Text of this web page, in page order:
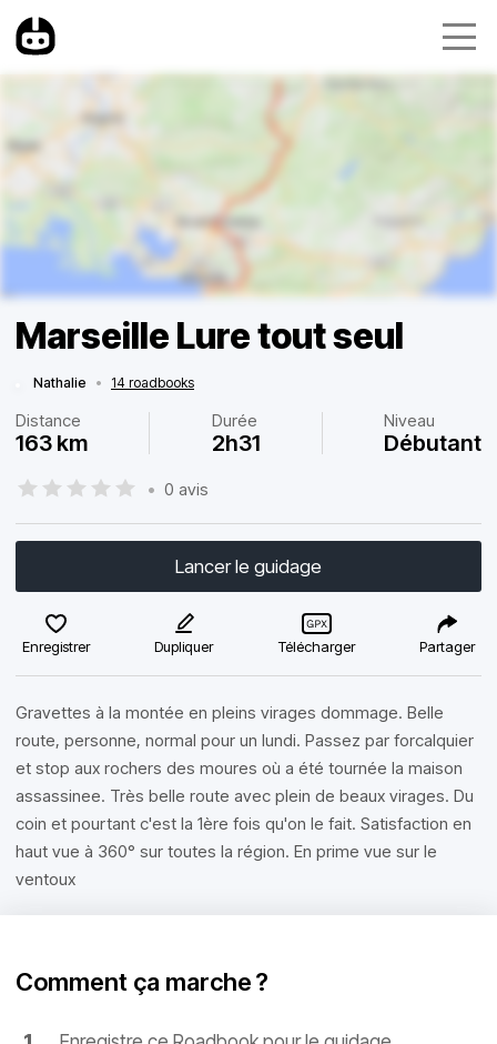
Marseille Lure tout seul
Nathalie • 14 roadbooks
Distance
163 km
Durée
2h31
Niveau
Débutant
• 0 avis
Lancer le guidage
Enregistrer Dupliquer Télécharger Partager
Gravettes à la montée en pleins virages dommage. Belle
route, personne, normal pour un lundi. Passez par forcalquier
et stop aux rochers des moures où a été tournée la maison
assassinee. Très belle route avec plein de beaux virages. Du
coin et pourtant c'est la 1ère fois qu'on le fait. Satisfaction en
haut vue à 360° sur toutes la région. En prime vue sur le
ventoux
Comment ça marche ?